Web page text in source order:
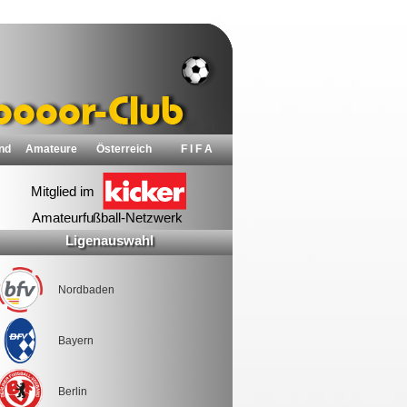
Amateure Österreich F I F A
Ligenauswahl
Nordbaden
Bayern
Berlin